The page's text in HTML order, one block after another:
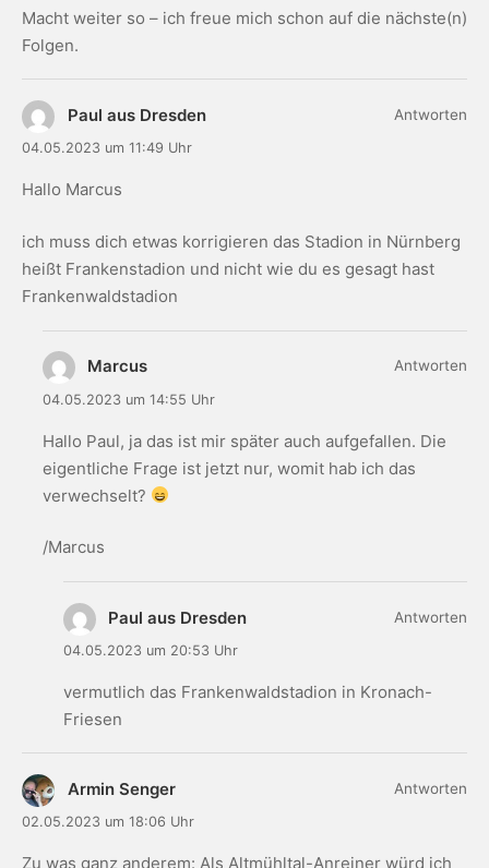
Macht weiter so – ich freue mich schon auf die nächste(n)
Folgen.
Paul aus Dresden
04.05.2023 um 11:49 Uhr
Hallo Marcus
ich muss dich etwas korrigieren das Stadion in Nürnberg
heißt Frankenstadion und nicht wie du es gesagt hast
Frankenwaldstadion
Antworten
Marcus
04.05.2023 um 14:55 Uhr
Hallo Paul, ja das ist mir später auch aufgefallen. Die
eigentliche Frage ist jetzt nur, womit hab ich das
verwechselt?
/Marcus
Antworten
Paul aus Dresden
04.05.2023 um 20:53 Uhr
vermutlich das Frankenwaldstadion in Kronach-
Friesen
Antworten
Armin Senger
02.05.2023 um 18:06 Uhr
Zu was ganz anderem: Als Altmühltal-Anreiner würd ich
Antworten